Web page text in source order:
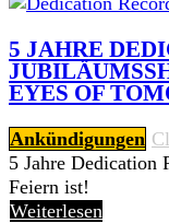
5 JAHRE
EYES OF
Ankündigungen
5 Jahre Dedication
Feiern ist!
Weiterlesen